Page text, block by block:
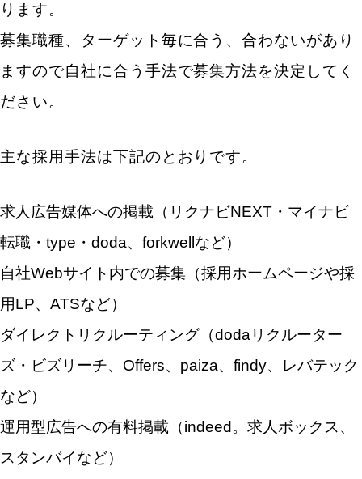
新卒採用
中途採用
採用広報・採用マー
ります。
募集職種、ターゲット毎に合う、合わないがあり
ますので自社に合う手法で募集方法を決定してく
ださい。
主な採用手法は下記のとおりです。
求人広告媒体への掲載（リクナビNEXT・マイナビ
転職・type・doda、forkwellなど）
自社Webサイト内での募集（採用ホームページや採
用LP、ATSなど）
ダイレクトリクルーティング（dodaリクルーター
ズ・ビズリーチ、Offers、paiza、findy、レバテック
など）
運用型広告への有料掲載（indeed。求人ボックス、
スタンバイなど）